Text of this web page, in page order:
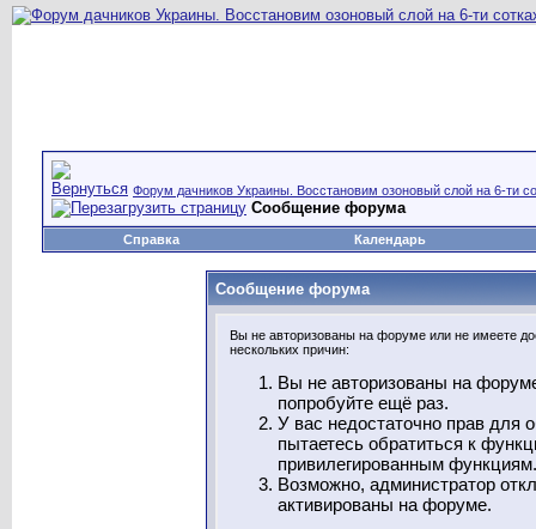
Форум дачников Украины. Восстановим озоновый слой на 6-ти
Сообщение форума
Справка Календарь
Сообщение форума
Вы не авторизованы на форуме или не имеете
нескольких причин:
Вы не авторизованы на
попробуйте ещё раз.
У вас недостаточно прав для
пытаетесь обратиться к
привилегированным функциям.
Возможно, администратор
активированы на форуме.